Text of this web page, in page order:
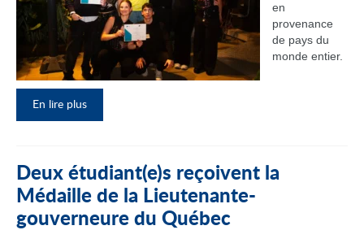
en
provenance
de pays du
monde entier.
En lire plus
Deux étudiant(e)s reçoivent la
Médaille de la Lieutenante-
gouverneure du Québec